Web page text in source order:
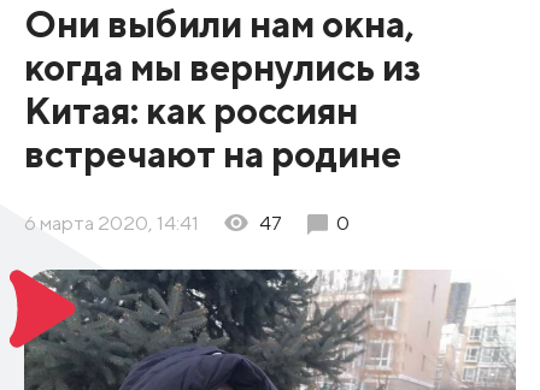
Они выбили нам окна,
когда мы вернулись из
Китая: как россиян
встречают на родине
6 марта 2020, 14:41 47 0